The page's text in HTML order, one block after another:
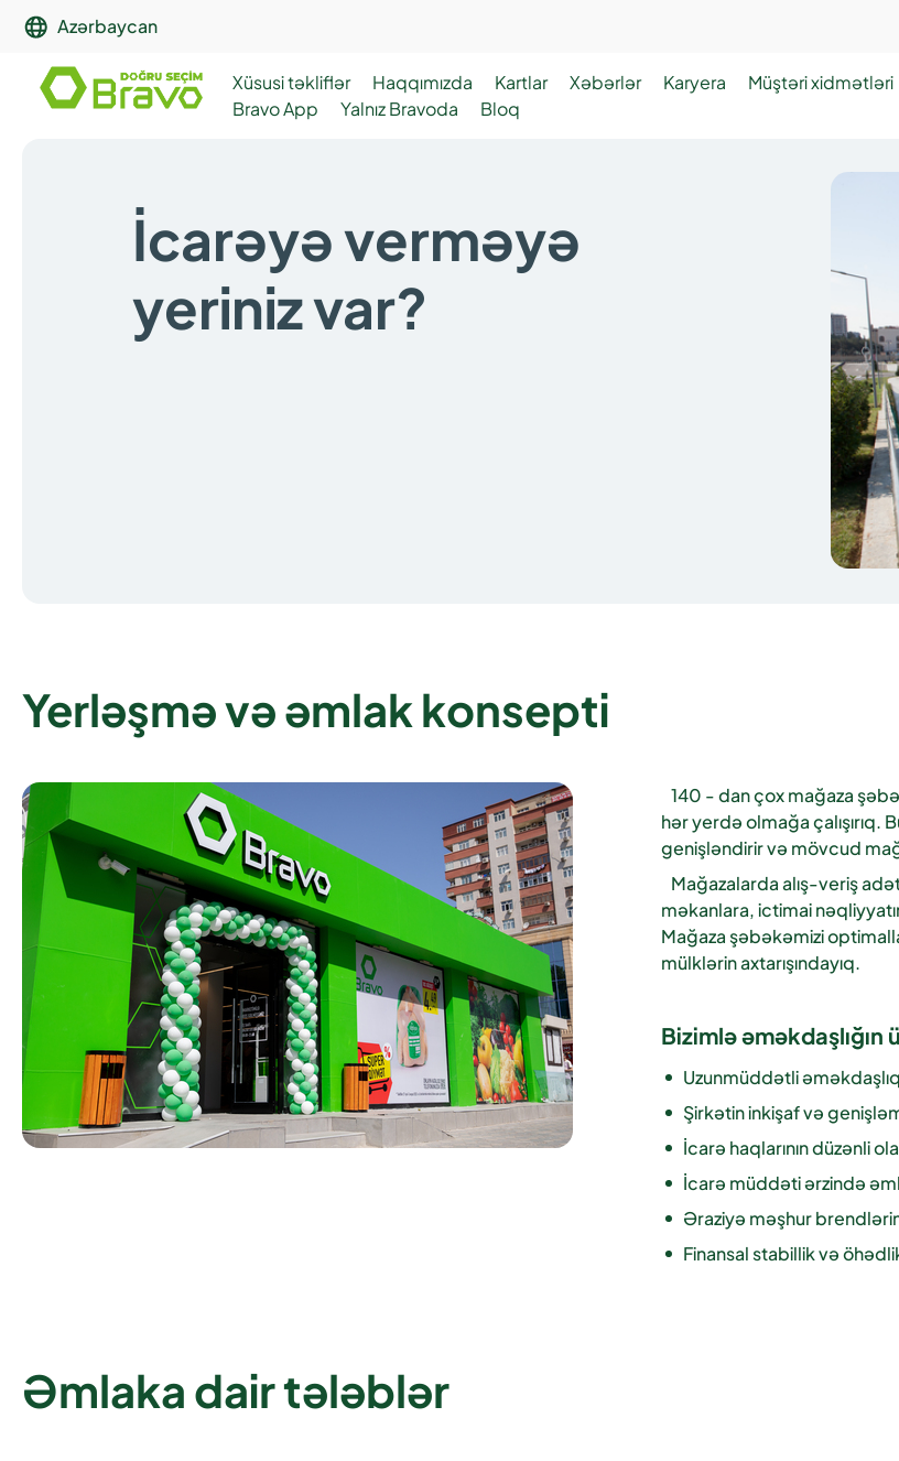
Azərbaycan
Xüsusi təkliflər Haqqımızda Kartlar Xəbərlər Karyera
Müştəri xidmətləri
Bravo App
Yalnız Bravoda Bloq
İcarəyə verməyə
yeriniz var?
Yerləşmə və əmlak konsepti
140 - dan çox mağaza
hər yerdə olmağa
genişləndirir və mövcud
Mağazalarda alış-veriş
məkanlara, ictimai
Mağaza şəbəkəmizi
mülklərin axtarışındayıq.
Bizimlə əməkdaşlığın
Uzunmüddətli
Şirkətin inkişaf və
İcarə haqlarının düzənli
İcarə müddəti ərzində
Əraziyə məşhur
Finansal stabillik və
Əmlaka dair tələblər